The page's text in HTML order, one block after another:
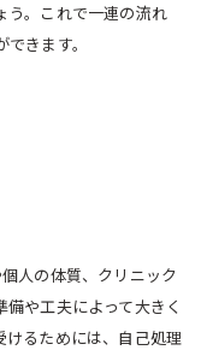
う。これで一連の流れ
きます。
人の体質、クリニック
や工夫によって大きく
けるためには、自己処理